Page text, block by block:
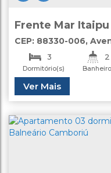
Frente Mar
Anual Balneário
CEP: 88330-006,
Centro
Catarina
3
Dormitório(s)
2
Útil:
90 .00m²
Ver Mais